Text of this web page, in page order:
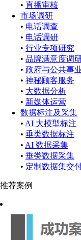
• 直播审核
市场调研
• 电话调查
• 电话调研
• 行业专项研究
• 品牌满意度调
• 政府与公共事
• 神秘顾客服务
• 大数据分析
• 新媒体运营
数据标注及采集
• AI 大模型标注
• 垂类数据标注
• AI 数据采集
• 垂类数据采集
• 定制数据集交
推荐案例